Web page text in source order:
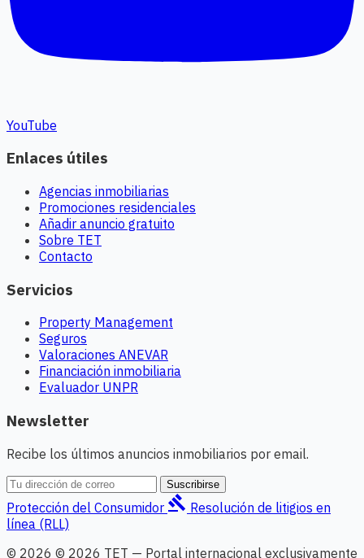
YouTube
Enlaces útiles
Agencias inmobiliarias
Promociones residenciales
Añadir anuncio gratuito
Sobre TET
Contacto
Servicios
Property Management
Seguros
Valoraciones ANEVAR
Financiación inmobiliaria
Evaluador UNPR
Newsletter
Recibe los últimos anuncios inmobiliarios por email.
Suscribirse
Protección del Consumidor gavel Resolución de litigios en
línea (RLL)
© 2026 © 2026 TET — Portal internacional exclusivamente